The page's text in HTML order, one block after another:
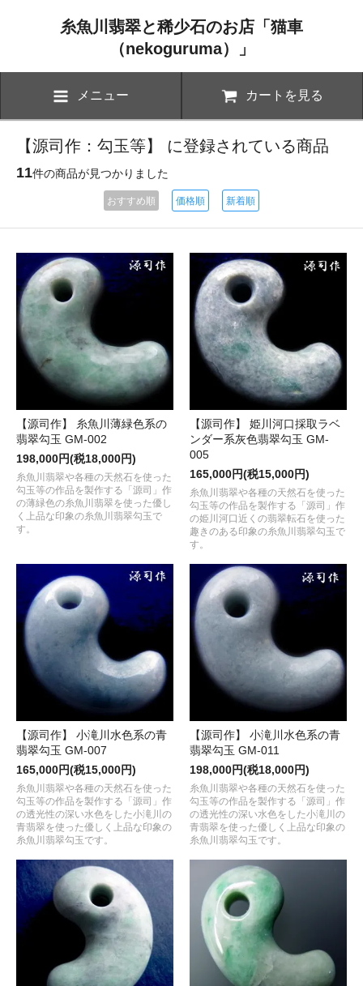
糸魚川翡翠と稀少石のお店「猫車
（nekoguruma）」
メニュー カートを見る
【源司作：勾玉等】 に登録されている商品
11件の商品が見つかりました
おすすめ順 価格順 新着順
【源司作】 糸魚川薄緑色系の
翡翠勾玉 GM-002
198,000円(税18,000円)
糸魚川翡翠や各種の天然石を使った
勾玉等の作品を製作する「源司」作
の薄緑色の糸魚川翡翠を使った優し
く上品な印象の糸魚川翡翠勾玉で
す。
【源司作】 姫川河口採取ラベ
ンダー系灰色翡翠勾玉 GM-
005
165,000円(税15,000円)
糸魚川翡翠や各種の天然石を使った
勾玉等の作品を製作する「源司」作
の姫川河口近くの翡翠転石を使った
趣きのある印象の糸魚川翡翠勾玉で
す。
【源司作】 小滝川水色系の青
翡翠勾玉 GM-007
165,000円(税15,000円)
糸魚川翡翠や各種の天然石を使った
勾玉等の作品を製作する「源司」作
の透光性の深い水色をした小滝川の
青翡翠を使った優しく上品な印象の
糸魚川翡翠勾玉です。
【源司作】 小滝川水色系の青
翡翠勾玉 GM-011
198,000円(税18,000円)
糸魚川翡翠や各種の天然石を使った
勾玉等の作品を製作する「源司」作
の透光性の深い水色をした小滝川の
青翡翠を使った優しく上品な印象の
糸魚川翡翠勾玉です。